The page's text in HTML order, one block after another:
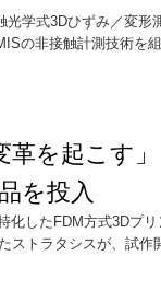
学式3Dひずみ／変形
の非接触計測技術を
革を起こす
を投入
化したFDM方式3Dプ
ストラタシスが、試